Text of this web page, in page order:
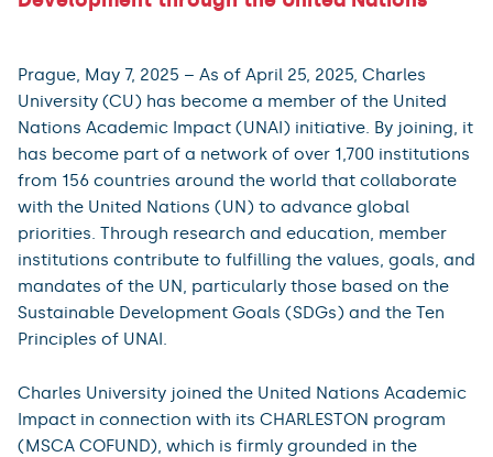
Prague, May 7, 2025 – As of April 25, 2025, Charles
University (CU) has become a member of the United
Nations Academic Impact (UNAI) initiative. By joining, it
has become part of a network of over 1,700 institutions
from 156 countries around the world that collaborate
with the United Nations (UN) to advance global
priorities. Through research and education, member
institutions contribute to fulfilling the values, goals, and
mandates of the UN, particularly those based on the
Sustainable Development Goals (SDGs) and the Ten
Principles of UNAI.
Charles University joined the United Nations Academic
Impact in connection with its CHARLESTON program
(MSCA COFUND), which is firmly grounded in the